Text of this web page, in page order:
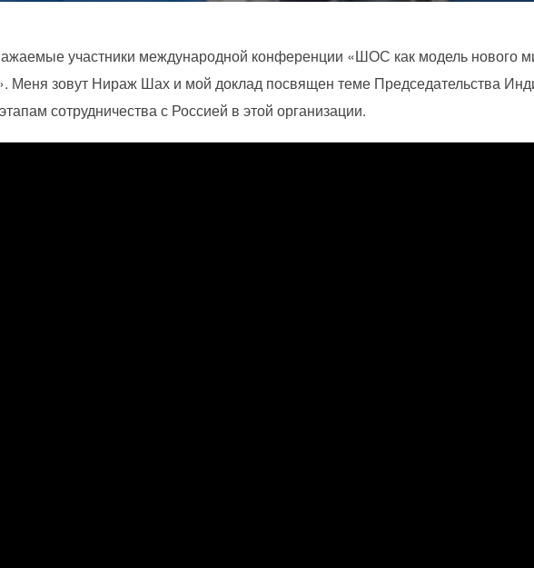
участники международной конференции «ШОС как модель нового
Меня зовут Нираж Шах и мой доклад посвящен теме Председательства
сотрудничества с Россией в этой организации.